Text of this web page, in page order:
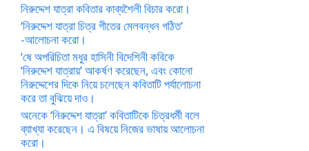
নিরুদ্দেশ যাত্রা কবিতার কাব্যশৈলী বিচার করো।
‘নিরুদ্দেশ যাত্রা চিত্র গীতের মেলবন্ধন গঠিত’
-আলোচনা করো।
‘ষে অপরিচিতা মধুর হাসিনী বিদেশিনী কবিকে
‘নিরুদ্দেশ যাত্রায়’ আকর্ষণ করেছেন, এবং কোনো
নিরুদ্দেশের দিকে নিয়ে চলেছেন কবিতাটি পর্যালোচনা
করে তা বুঝিয়ে দাও।
অনেকে ‘নিরুদ্দেশ যাত্রা’ কবিতাটিকে চিত্রধর্মী বলে
ব্যাখ্যা করেছেন। এ বিষয়ে নিজের ভাষায় আলোচনা
করো।